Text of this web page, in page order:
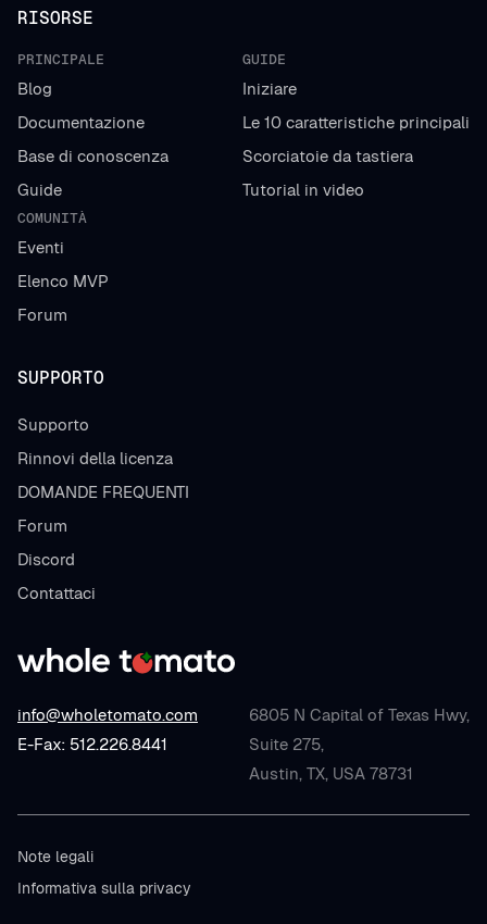
info@wholetomato.com
E-Fax: 512.226.8441
6805 N Capital of Texas Hwy,
Suite 275,
Austin, TX, USA 78731
RISORSE
PRINCIPALE
Blog
Documentazione
Base di conoscenza
Guide
GUIDE
Iniziare
Le 10 caratteristiche principali
Scorciatoie da tastiera
Tutorial in video
COMUNITÀ
Eventi
Elenco MVP
Forum
SUPPORTO
Supporto
Rinnovi della licenza
DOMANDE FREQUENTI
Forum
Discord
Contattaci
Note legali
Informativa sulla privacy